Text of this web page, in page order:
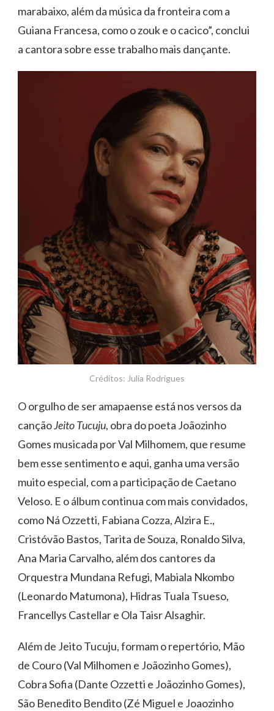
marabaixo, além da música da fronteira com a
Guiana Francesa, como o zouk e o cacico”, conclui
a cantora sobre esse trabalho mais dançante.
Créditos: Julia Rodrigues
O orgulho de ser amapaense está nos versos da
cançãoJeito Tucuju, obra do poeta Joãozinho
Gomes musicada por Val Milhomem, que resume
bem esse sentimento e aqui, ganha uma versão
muito especial, com a participação de Caetano
Veloso. E o álbum continua com mais convidados,
como Ná Ozzetti, Fabiana Cozza, Alzira E.,
Cristóvão Bastos, Tarita de Souza, Ronaldo Silva,
Ana Maria Carvalho, além dos cantores da
Orquestra Mundana Refugi, Mabiala Nkombo
(Leonardo Matumona), Hidras Tuala Tsueso,
Francellys Castellar e Ola Taisr Alsaghir.
Além de Jeito Tucuju, formam o repertório, Mão
de Couro (Val Milhomen e Joãozinho Gomes),
Cobra Sofia (Dante Ozzetti e Joãozinho Gomes),
São Benedito Bendito (Zé Miguel e Joaozinho